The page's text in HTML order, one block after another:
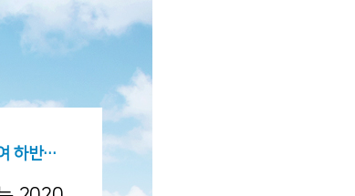
2020년 7월 종교평화회의 - 종단실무자들 모여 하반기 활동논의 -